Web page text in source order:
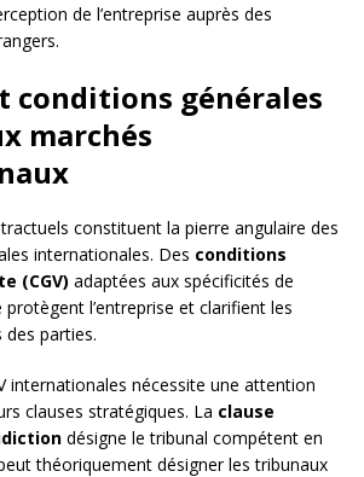
de l’entreprise auprès des
conditions générales
marchés
constituent la pierre angulaire des
internationales. Des conditions
(CGV) adaptées aux spécificités de
l’entreprise et clarifient les
parties.
internationales nécessite une attention
clauses stratégiques. La clause
désigne le tribunal compétent en
théoriquement désigner les tribunaux